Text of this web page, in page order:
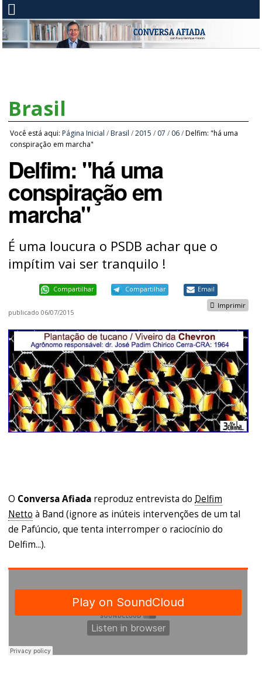
Brasil
Você está aqui: Página Inicial / Brasil /2015 / 07 / 06 /Delfim: "​h​á uma
conspiração em marcha"
Delfim: "​h​á uma
conspiração em
marcha"
É uma loucura o PSDB achar que o
impítim vai ser tranquilo !
Compartilhar Compartilhar Email
Imprimir
publicado 06/07/2015
O Conversa Afiada reproduz entrevista doDelfim
Netto à Band (ignore as inúteis intervenções de um tal
de Pafúncio, que tenta interromper o raciocínio do
Delfim...).